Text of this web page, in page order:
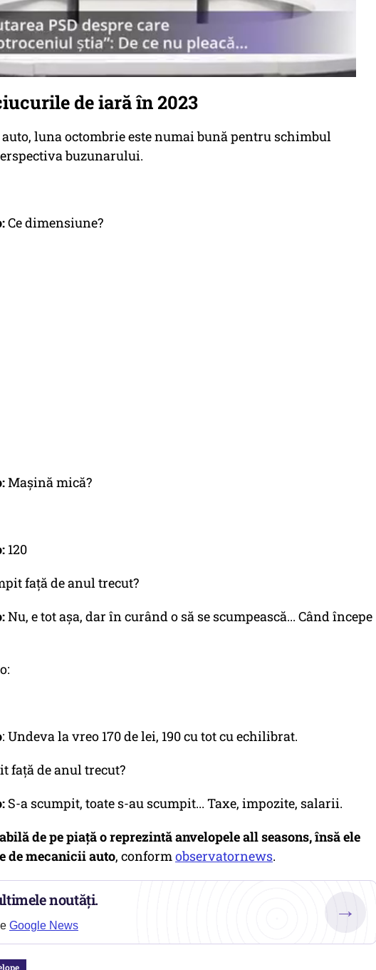
de iară în 2023
luna octombrie este numai bună pentru schimbul
buzunarului.
Ce dimensiune?
Maşină mică?
120
faţă de anul trecut?
Nu, e tot aşa, dar în curând o să se scumpească... Când începe
: Undeva la vreo 170 de lei, 190 cu tot cu echilibrat.
faţă de anul trecut?
S-a scumpit, toate s-au scumpit... Taxe, impozite, salarii.
de pe piaţă o reprezintă anvelopele all seasons, însă ele
de mecanicii auto, conformobservatornews.
noutăți.
Google News
→